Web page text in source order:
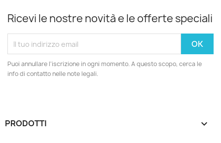
Ricevi le nostre novità e le offerte speciali
Puoi annullare l'iscrizione in ogni momento. A questo scopo, cerca le
info di contatto nelle note legali.
PRODOTTI 